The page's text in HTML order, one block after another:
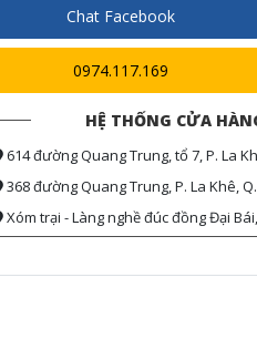
Chat Facebook
0974.117.169
HỆ THỐNG CỬA
614 đường Quang Trung, tổ 7, P. La
368 đường Quang Trung, P. La Khê,
Xóm trại - Làng nghề đúc đồng Đại